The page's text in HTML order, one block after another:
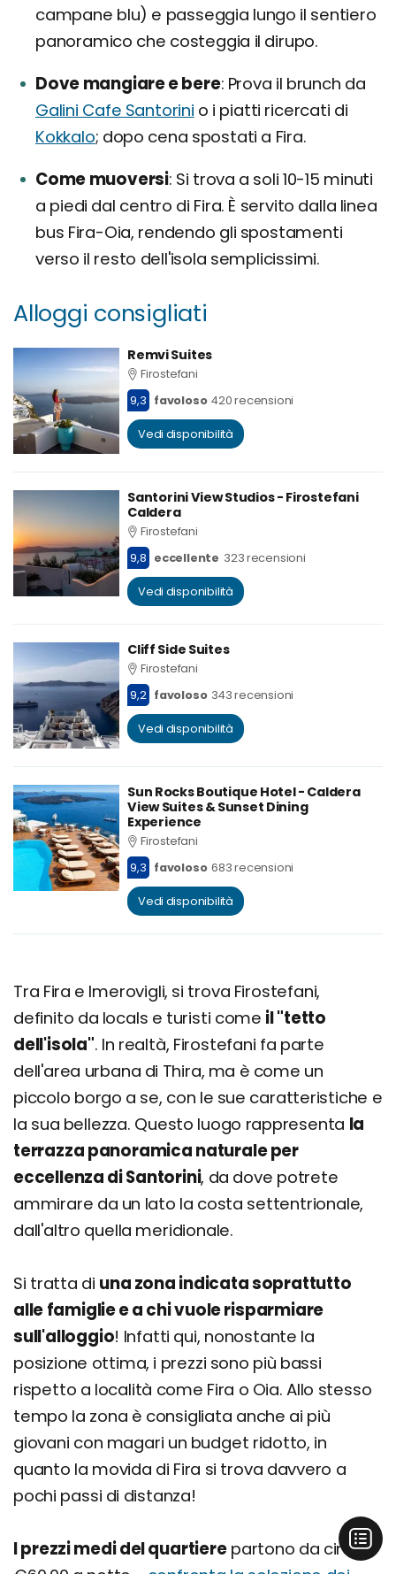
campane blu) e passeggia lungo il sentiero
panoramico che costeggia il dirupo.
Dove mangiare e bere Prova il brunch da
Galini Cafe Santorini o i piatti ricercati di
Kokkalo; dopo cena spostati a Fira.
Come muoversi Si trova a soli 10-15 minuti
a piedi dal centro di Fira. È servito dalla linea
bus Fira-Oia, rendendo gli spostamenti
verso il resto dell'isola semplicissimi.
Alloggi consigliati
Remvi Suites
Firostefani
9,3 favoloso 420 recensioni
Vedi disponibilità
Santorini View Studios - Firostefani
Caldera
Firostefani
9,8 eccellente 323 recensioni
Vedi disponibilità
Cliff Side Suites
Firostefani
9,2 favoloso 343 recensioni
Vedi disponibilità
Sun Rocks Boutique Hotel - Caldera
View Suites & Sunset Dining
Experience
Firostefani
9,3 favoloso 683 recensioni
Vedi disponibilità
Tra Fira e Imerovigli, si trova Firostefani,
definito da locals e turisti come il "tetto
dell'isola". In realtà, Firostefani fa parte
dell'area urbana di Thira, ma è come un
piccolo borgo a se, con le sue caratteristiche e
la sua bellezza. Questo luogo rappresenta la
terrazza panoramica naturale per
eccellenza di Santorini, da dove potrete
ammirare da un lato la costa settentrionale,
dall'altro quella meridionale.
Si tratta di una zona indicata soprattutto
alle famiglie e a chi vuole risparmiare
sull'alloggio! Infatti qui, nonostante la
posizione ottima, i prezzi sono più bassi
rispetto a località come Fira o Oia. Allo stesso
tempo la zona è consigliata anche ai più
giovani con magari un budget ridotto, in
quanto la movida di Fira si trova davvero a
pochi passi di distanza!
I prezzi medi del quartierepartono da circa